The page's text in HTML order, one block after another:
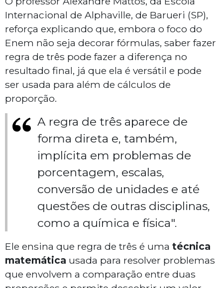
Internacional de Alphaville, de Barueri (SP),
reforça explicando que, embora o foco do
Enem não seja decorar fórmulas, saber fazer
regra de três pode fazer a diferença no
resultado final, já que ela é versátil e pode
ser usada para além de cálculos de
proporção.
A regra de três aparece de
forma direta e, também,
implícita em problemas de
porcentagem, escalas,
conversão de unidades e até
questões de outras disciplinas,
como a química e física".
Ele ensina que regra de três é uma técnica
matemática usada para resolver problemas
que envolvem a comparação entre duas